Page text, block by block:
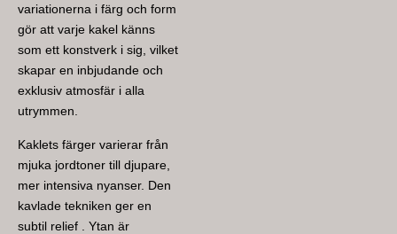
variationerna i färg och form
gör att varje kakel känns
som ett konstverk i sig, vilket
skapar en inbjudande och
exklusiv atmosfär i alla
utrymmen.
Kaklets färger varierar från
mjuka jordtoner till djupare,
mer intensiva nyanser. Den
kavlade tekniken ger en
subtil relief . Ytan är